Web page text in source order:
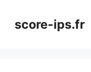
contenuscore-ips.fr